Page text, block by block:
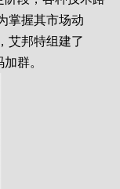
掌握其市场动
艾邦特组建了
群。